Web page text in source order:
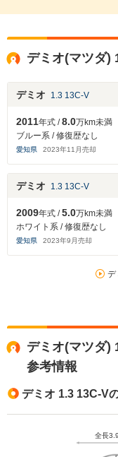
デミオ(マツダ)
デミオ 1.3 13C-V
2011年式 /8.0万km未満
ブルー系 / 修復歴なし
愛知県 2023年11 月売却
デミオ 1.3 13C-V
2009年式 /5.0万km未満
ホワイト系 / 修復歴なし
愛知県 2023年9 月売却
デ
デミオ(マツダ)
参考情報
デミオ 1.3 13C-V
全長